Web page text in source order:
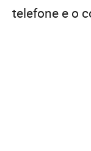
telefone e o